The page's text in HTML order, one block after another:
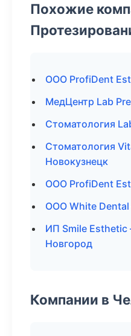
Похожие
ООО ProfiDent
МедЦентр Lab
Стоматология
Стоматология
Новокузнецк
ООО ProfiDent
ООО White
ИП Smile
Новгород
Компании в